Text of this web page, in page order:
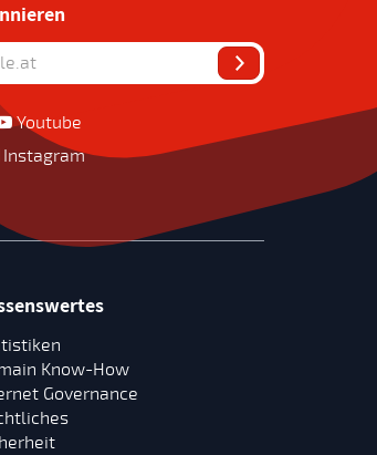
Youtube
Instagram
Know-How
Governance